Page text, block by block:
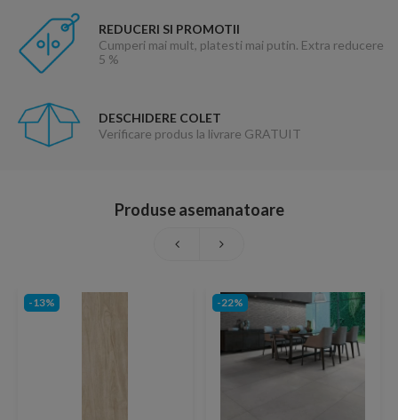
REDUCERI SI PROMOTII
Cumperi mai mult, platesti mai putin. Extra reducere
5 %
DESCHIDERE COLET
Verificare produs la livrare GRATUIT
Produse asemanatoare
-13% -22%